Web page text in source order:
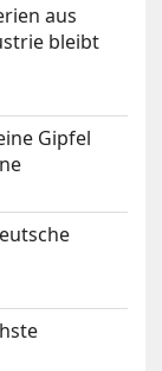
aus
bleibt
Gipfel